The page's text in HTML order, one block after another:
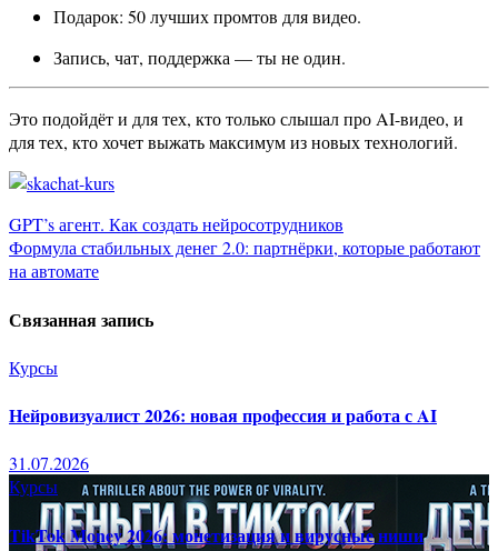
Подарок: 50 лучших промтов для видео.
Запись, чат, поддержка — ты не один.
Это подойдёт и для тех, кто только слышал про AI-видео, и
для тех, кто хочет выжать максимум из новых технологий.
Навигация
по
записям
GPT’s агент. Как создать нейросотрудников
Формула стабильных денег 2.0: партнёрки, которые работают
на автомате
Связанная запись
Курсы
Нейровизуалист 2026: новая профессия и работа с AI
31.07.2026
Курсы
TikTok Money 2026: монетизация и вирусные ниши